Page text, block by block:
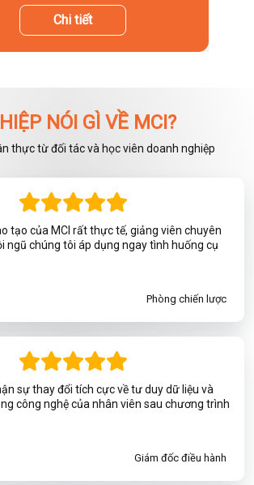
Chi tiết
NÓI GÌ VỀ MCI?
thực từ đối tác và học viên doanh nghiệp
tạo của MCI rất thực tế, giảng viên chuyên
ngũ chúng tôi áp dụng ngay tình huống cụ
Phòng chiến lược
sự thay đổi tích cực về tư duy dữ liệu và
công nghệ của nhân viên sau chương trình
Giám đốc điều hành